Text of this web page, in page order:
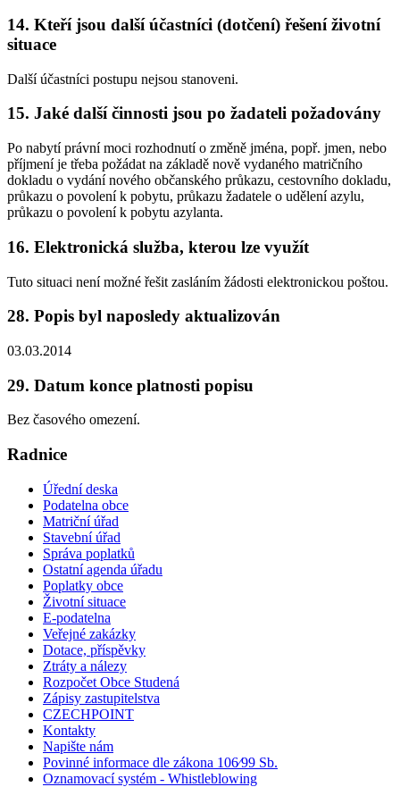
14. Kteří jsou další účastníci (dotčení) řešení životní
situace
Další účastníci postupu nejsou stanoveni.
15. Jaké další činnosti jsou po žadateli požadovány
Po nabytí právní moci rozhodnutí o změně jména, popř. jmen, nebo
příjmení je třeba požádat na základě nově vydaného matričního
dokladu o vydání nového občanského průkazu, cestovního dokladu,
průkazu o povolení k pobytu, průkazu žadatele o udělení azylu,
průkazu o povolení k pobytu azylanta.
16. Elektronická služba, kterou lze využít
Tuto situaci není možné řešit zasláním žádosti elektronickou poštou.
28. Popis byl naposledy aktualizován
03.03.2014
29. Datum konce platnosti popisu
Bez časového omezení.
Radnice
Úřední deska
Podatelna obce
Matriční úřad
Stavební úřad
Správa poplatků
Ostatní agenda úřadu
Poplatky obce
Životní situace
E-podatelna
Veřejné zakázky
Dotace, příspěvky
Ztráty a nálezy
Rozpočet Obce Studená
Zápisy zastupitelstva
CZECHPOINT
Kontakty
Napište nám
Povinné informace dle zákona 106⁄99 Sb.
Oznamovací systém - Whistleblowing